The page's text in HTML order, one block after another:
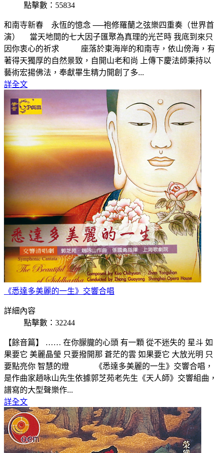
點擊數：55834
和南寺新春 永恆的憶念 ──袍修羅蘭之弦樂四重奏（世界首
演） 當天地間的七大因子匯聚為真理的光芒時 我底到來只
因你衷心的祈求 座落於東海岸的和南寺，依山傍海，有
著得天獨厚的自然景致，自開山老和尚 上傳下慶法師秉持以
藝術宏揚佛法，奉獻畢生精力開創了多...
詳全文
《悉達多美麗的一生》交響合唱
詳細內容
點擊數：32244
【餘音篇】 …… 在你朦朧的心頭 有一顆 從不迷失的 星斗 如
果要它 美麗晶瑩 只要撥開那 蒼茫的雲 如果要它 大放光明 只
要點亮你 智慧的燈 《悉達多美麗的一生》交響合唱，
是作曲家趙咏山先生依據郭芝苑老先生《天人師》交響組曲，
譜寫的大型聲樂作...
詳全文